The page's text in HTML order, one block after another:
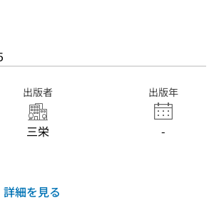
出版者
三栄
出版年
-
詳細を見る